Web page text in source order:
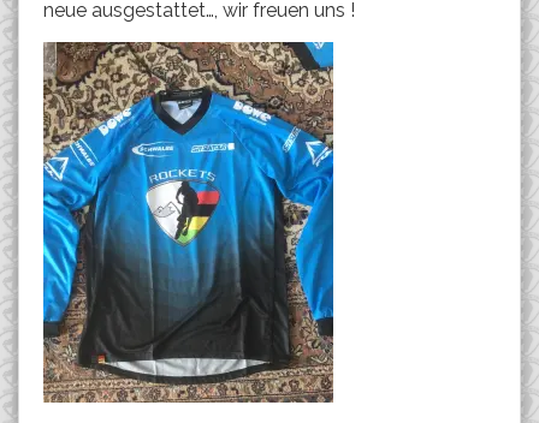
neue ausgestattet…, wir freuen uns !